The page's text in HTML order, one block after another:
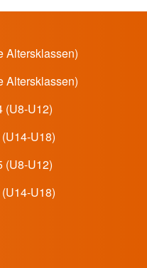
Altersklassen)
Altersklassen)
(U8-U12)
U18)
(U8-U12)
U18)